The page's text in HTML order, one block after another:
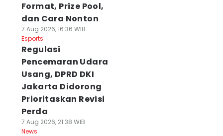
Format, Prize Pool,
dan Cara Nonton
7 Aug 2026, 16:36 WIB
Esports
Regulasi
Pencemaran Udara
Usang, DPRD DKI
Jakarta Didorong
Prioritaskan Revisi
Perda
7 Aug 2026, 21:38 WIB
News